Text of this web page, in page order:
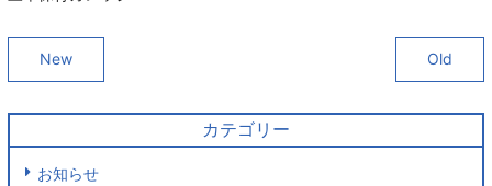
New Old
カテゴリー
お知らせ